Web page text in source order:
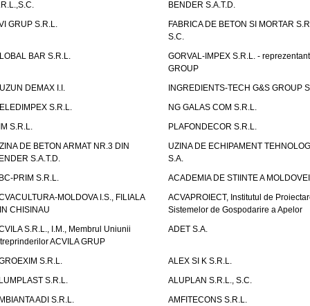
BENDER S.A.T.D.
GRUP S.R.L.
FABRICA DE BETON SI MORTAR
S.C.
BAR S.R.L.
GORVAL-IMPEX S.R.L. -
GROUP
DEMAX I.I.
INGREDIENTS-TECH G&S GROUP
S.R.L.
NG GALAS COM S.R.L.
S.R.L.
PLAFONDECOR S.R.L.
DE BETON ARMAT NR.3 DIN
S.A.T.D.
UZINA DE ECHIPAMENT
S.A.
PRIM S.R.L.
ACADEMIA DE STIINTE A MOLDOVEI
MOLDOVA I.S., FILIALA
CHISINAU
ACVAPROIECT, Institutul de
Sistemelor de Gospodarire a Apelor
S.R.L., I.M., Membrul Uniunii
ACVILA GRUP
ADET S.A.
S.R.L.
ALEX SI K S.R.L.
S.R.L.
ALUPLAN S.R.L., S.C.
ADI S.R.L.
AMFITECONS S.R.L.